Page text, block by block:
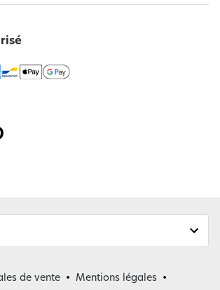
de vente
Mentions légales